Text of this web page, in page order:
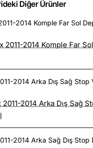
Diğer Ürünler
2014 Komple Far Sol